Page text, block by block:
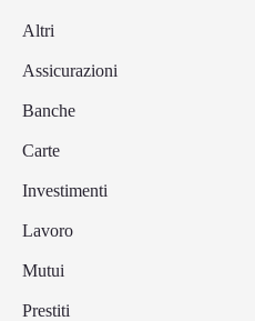
Altri
Assicurazioni
Banche
Carte
Investimenti
Lavoro
Mutui
Prestiti